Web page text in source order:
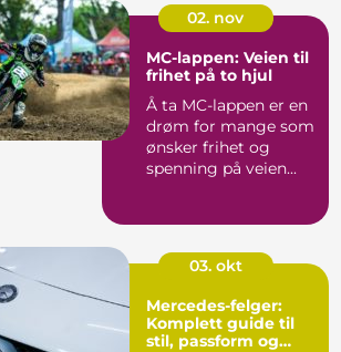
02. nov
MC-lappen: Veien til
frihet på to hjul
Å ta MC-lappen er en
drøm for mange som
ønsker frihet og
spenning på veien...
03. okt
Mercedes-felger:
Komplett guide til
stil, passform og